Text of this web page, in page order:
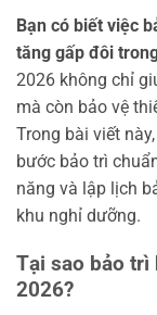
Bạn có biết việc
tăng gấp đôi
2026 không chỉ
mà còn bảo vệ
Trong bài viết
bước bảo trì
năng và lập lịch
khu nghỉ dưỡng.
Tại sao bảo
2026?